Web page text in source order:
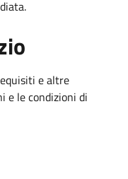
e altre
e le condizioni di